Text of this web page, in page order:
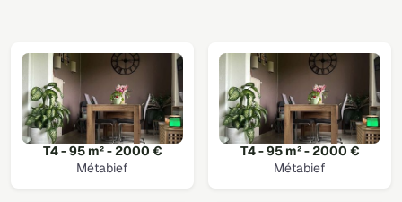
T4 - 95 m² - 2000 €
Métabief
T4 - 95 m² - 2000 €
Métabief